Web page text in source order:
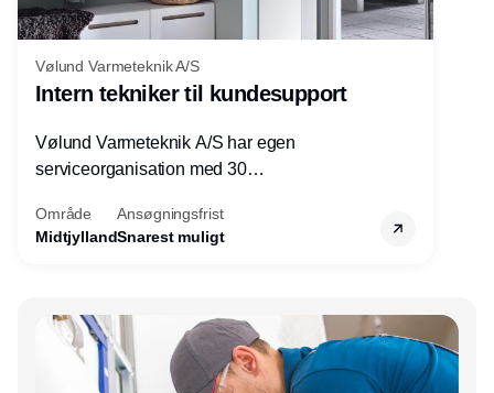
Vølund Varmeteknik A/S
Intern tekniker til kundesupport
Vølund Varmeteknik A/S har egen
serviceorganisation med 30
søger nu endnu en teknisk kollega - denne
gang til kundesupport på kontoret i Herning.
Område
Midtjylland
Ansøgningsfrist
Snarest muligt
Annonce